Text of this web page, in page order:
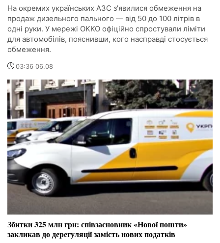
На окремих українських АЗС з'явилися обмеження на
продаж дизельного пального — від 50 до 100 літрів в
одні руки. У мережі OKKO офіційно спростували ліміти
для автомобілів, пояснивши, кого насправді стосується
обмеження.
03:36 06.08
Збитки 325 млн грн: співзасновник «Нової пошти»
закликав до дерегуляції замість нових податків